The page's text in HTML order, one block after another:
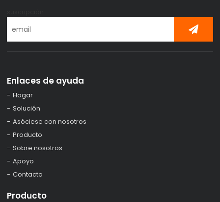
Enlaces de ayuda
Hogar
Solución
Asóciese con nosotros
Producto
Sobre nosotros
Apoyo
Contacto
Producto